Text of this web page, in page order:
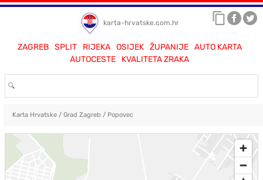
karta-hrvatske.com.hr
ZAGREB SPLIT RIJEKA OSIJEK ŽUPANIJE
AUTO KARTA
AUTOCESTE
KVALITETA ZRAKA
Karta Hrvatske/ Grad Zagreb / Popovec